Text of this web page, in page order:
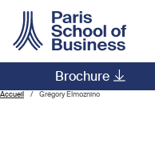
Brochure
Main navigation
Accueil Grégory Elmoznino